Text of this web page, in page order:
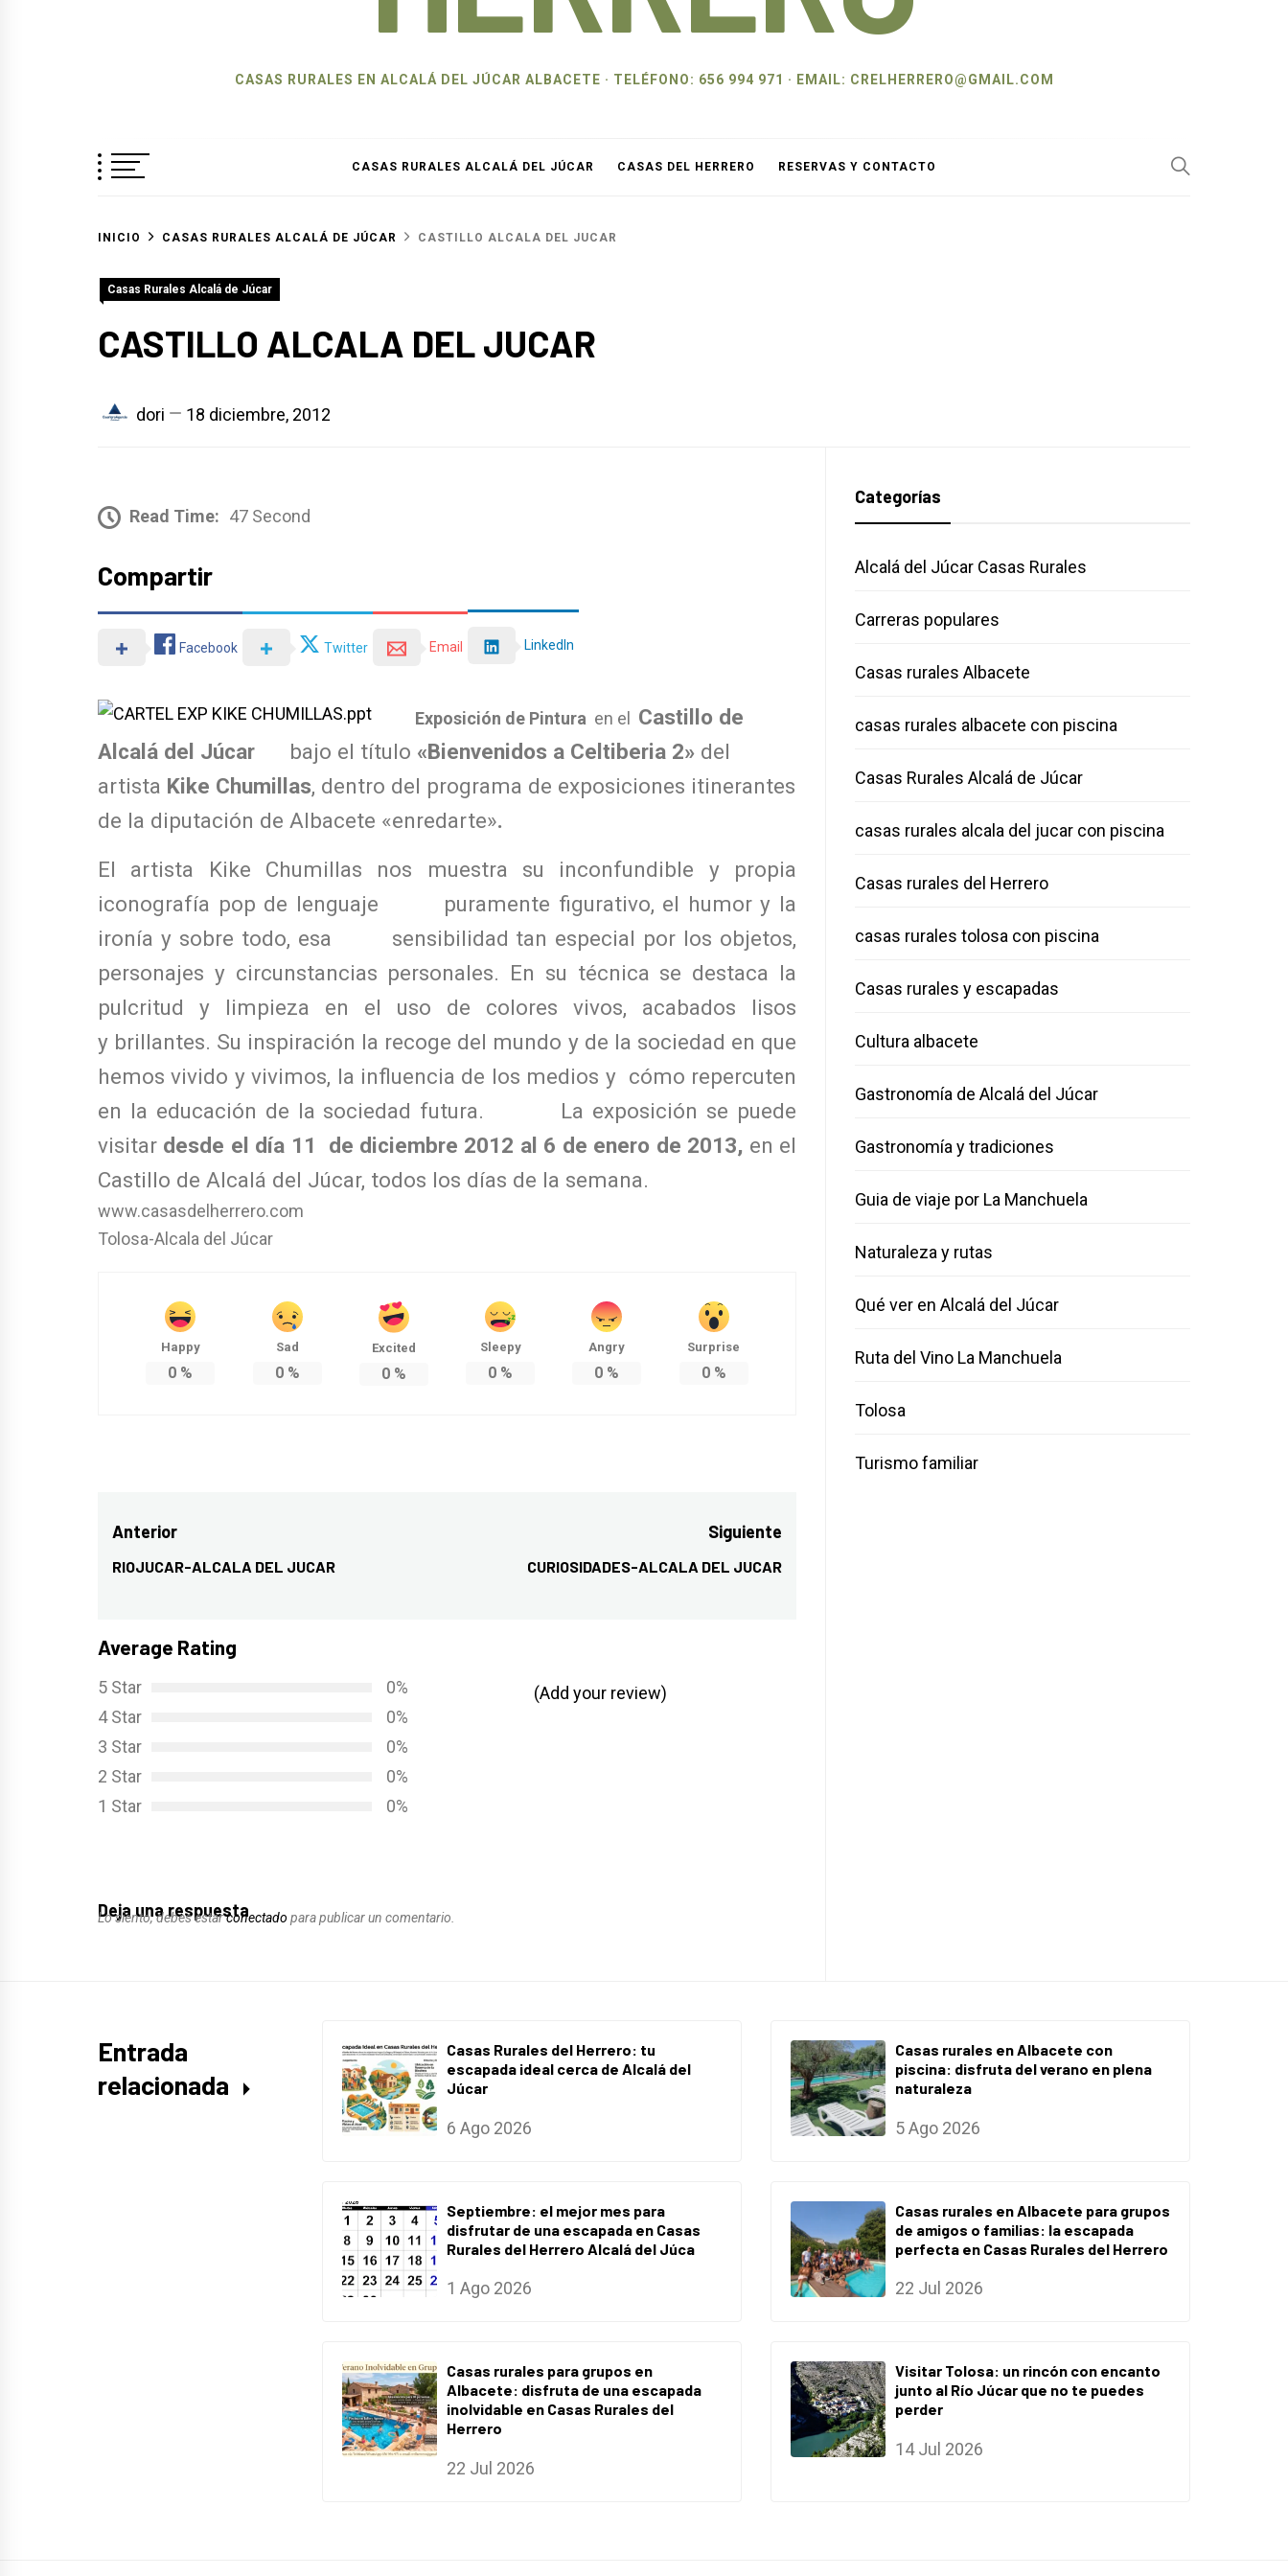
CASAS RURALES EN ALCALÁ DEL JÚCAR ALBACETE · TELÉFONO: 656 994 971 · EMAIL: CRELHERRERO@GMAIL.COM
CASAS RURALES ALCALÁ DEL JÚCAR CASAS DEL HERRERO RESERVAS Y CONTACTO
INICIO CASAS RURALES ALCALÁ DE JÚCAR CASTILLO ALCALA DEL JUCAR
Casas Rurales Alcalá de Júcar
CASTILLO ALCALA DEL JUCAR
dori 18 diciembre, 2012
Read Time: 47 Second
Compartir
Facebook Twitter Email LinkedIn
Exposición de Pintura en el Castillo de
Alcalá del Júcar bajo el título «Bienvenidos a Celtiberia 2» del
artista Kike Chumillas, dentro del programa de exposiciones itinerantes
de la diputación de Albacete «enredarte».
El artista Kike Chumillas nos muestra su inconfundible y propia
iconografía pop de lenguaje puramente figurativo, el humor y la
ironía y sobre todo, esa sensibilidad tan especial por los objetos,
personajes y circunstancias personales. En su técnica se destaca la
pulcritud y limpieza en el uso de colores vivos, acabados lisos
y brillantes. Su inspiración la recoge del mundo y de la sociedad en que
hemos vivido y vivimos, la influencia de los medios y cómo repercuten
en la educación de la sociedad futura. La exposición se puede
visitar desde el día 11 de diciembre 2012 al 6 de enero de 2013, en el
Castillo de Alcalá del Júcar, todos los días de la semana.
www.casasdelherrero.com
Tolosa-Alcala del Júcar
Happy
0 %
Sad
0%
Excited
0%
Sleepy
0 %
Angry
0 %
Surprise
0%
Navegación
de
Anterior
Entrada
RIOJUCAR-ALCALA DEL JUCAR
Siguiente
Entrada
CURIOSIDADES-ALCALA DEL JUCAR
Average Rating
5 Star
0%
4 Star
0%
3 Star
0%
2 Star
0%
1 Star
0%
(Add your review)
Deja una respuesta
Lo siento, debes estarconectado para publicar un comentario.
Categorías
Alcalá del Júcar Casas Rurales
Carreras populares
Casas rurales Albacete
casas rurales albacete con piscina
Casas Rurales Alcalá de Júcar
casas rurales alcala del jucar con piscina
Casas rurales del Herrero
casas rurales tolosa con piscina
Casas rurales y escapadas
Cultura albacete
Gastronomía de Alcalá del Júcar
Gastronomía y tradiciones
Guia de viaje por La Manchuela
Naturaleza y rutas
Qué ver en Alcalá del Júcar
Ruta del Vino La Manchuela
Tolosa
Turismo familiar
Entrada
relacionada
Casas Rurales del Herrero: tu
escapada ideal cerca de Alcalá del
Júcar
6 Ago 2026
Casas rurales en Albacete con
piscina: disfruta del verano en plena
naturaleza
5 Ago 2026
Septiembre: el mejor mes para
disfrutar de una escapada en Casas
Rurales del Herrero Alcalá del Júca
1 Ago 2026
Casas rurales en Albacete para grupos
de amigos o familias: la escapada
perfecta en Casas Rurales del Herrero
22 Jul 2026
Casas rurales para grupos en
Albacete: disfruta de una escapada
inolvidable en Casas Rurales del
Herrero
22 Jul 2026
Visitar Tolosa: un rincón con encanto
junto al Río Júcar que no te puedes
perder
14 Jul 2026